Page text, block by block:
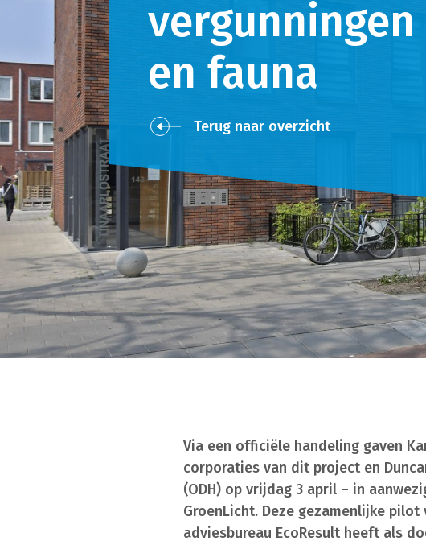
en fauna
Terug naar overzicht
Via een officiële handeling gaven
corporaties van dit project en
(ODH) op vrijdag 3 april – in
GroenLicht. Deze gezamenlijke pilot
adviesbureau EcoResult heeft als